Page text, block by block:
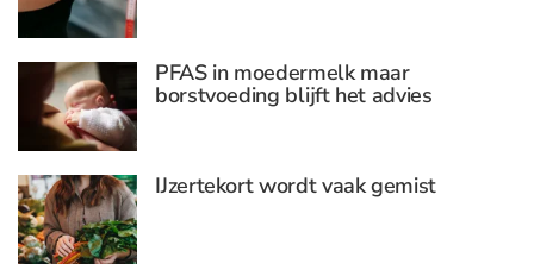
PFAS in moedermelk maar
borstvoeding blijft het advies
IJzertekort wordt vaak gemist